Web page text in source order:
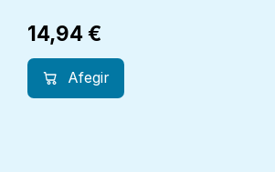
14,94€
Afegir